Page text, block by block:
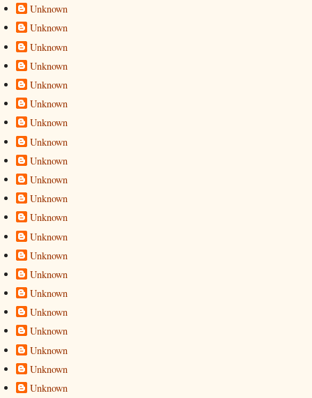
Unknown
Unknown
Unknown
Unknown
Unknown
Unknown
Unknown
Unknown
Unknown
Unknown
Unknown
Unknown
Unknown
Unknown
Unknown
Unknown
Unknown
Unknown
Unknown
Unknown
Unknown